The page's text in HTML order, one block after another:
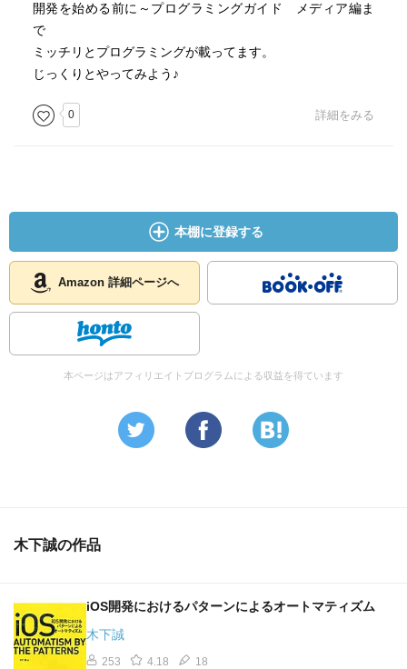
開発を始める前に～プログラミングガイド メディア編ま
で
ミッチリとプログラミングが載ってます。
じっくりとやってみよう♪
0 詳細をみる
本棚に登録する
Amazon 詳細ページへ
本ページはアフィリエイトプログラムによる収益を得ています
木下誠の作品
iOS開発におけるパターンによるオートマティズム
木下誠
253 4.18 18